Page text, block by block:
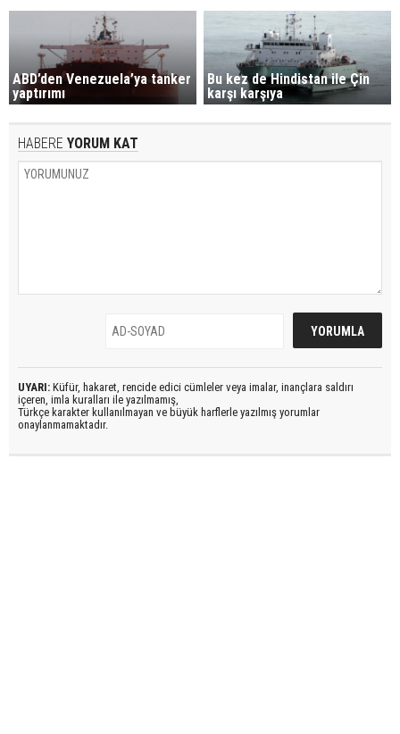
ABD’den Venezuela’ya tanker
yaptırımı
Bu kez de Hindistan ile Çin
karşı karşıya
HABERE YORUM KAT
UYARI: Küfür, hakaret, rencide edici cümleler veya imalar, inançlara saldırı
içeren, imla kuralları ile yazılmamış,
Türkçe karakter kullanılmayan ve büyük harflerle yazılmış yorumlar
onaylanmamaktadır.